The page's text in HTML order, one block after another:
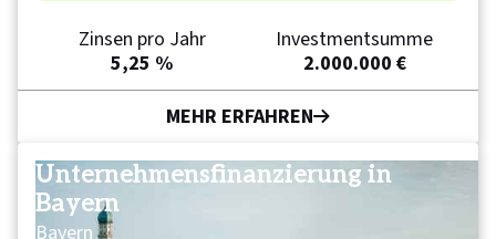
Zinsen pro Jahr
5,25 %
Investmentsumme
2.000.000 €
MEHR ERFAHREN
Unternehmensfinanzierung in
Bayern
Bayern